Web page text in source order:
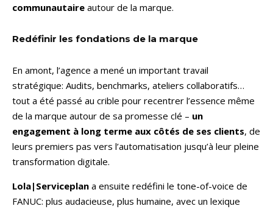
communautaire autour de la marque.
Redéfinir les fondations de la marque
En amont, l’agence a mené un important travail
stratégique: Audits, benchmarks, ateliers collaboratifs…
tout a été passé au crible pour recentrer l’essence même
de la marque autour de sa promesse clé – un
engagement à long terme aux côtés de ses clients, de
leurs premiers pas vers l’automatisation jusqu’à leur pleine
transformation digitale.
Lola|Serviceplan a ensuite redéfini le tone-of-voice de
FANUC: plus audacieuse, plus humaine, avec un lexique